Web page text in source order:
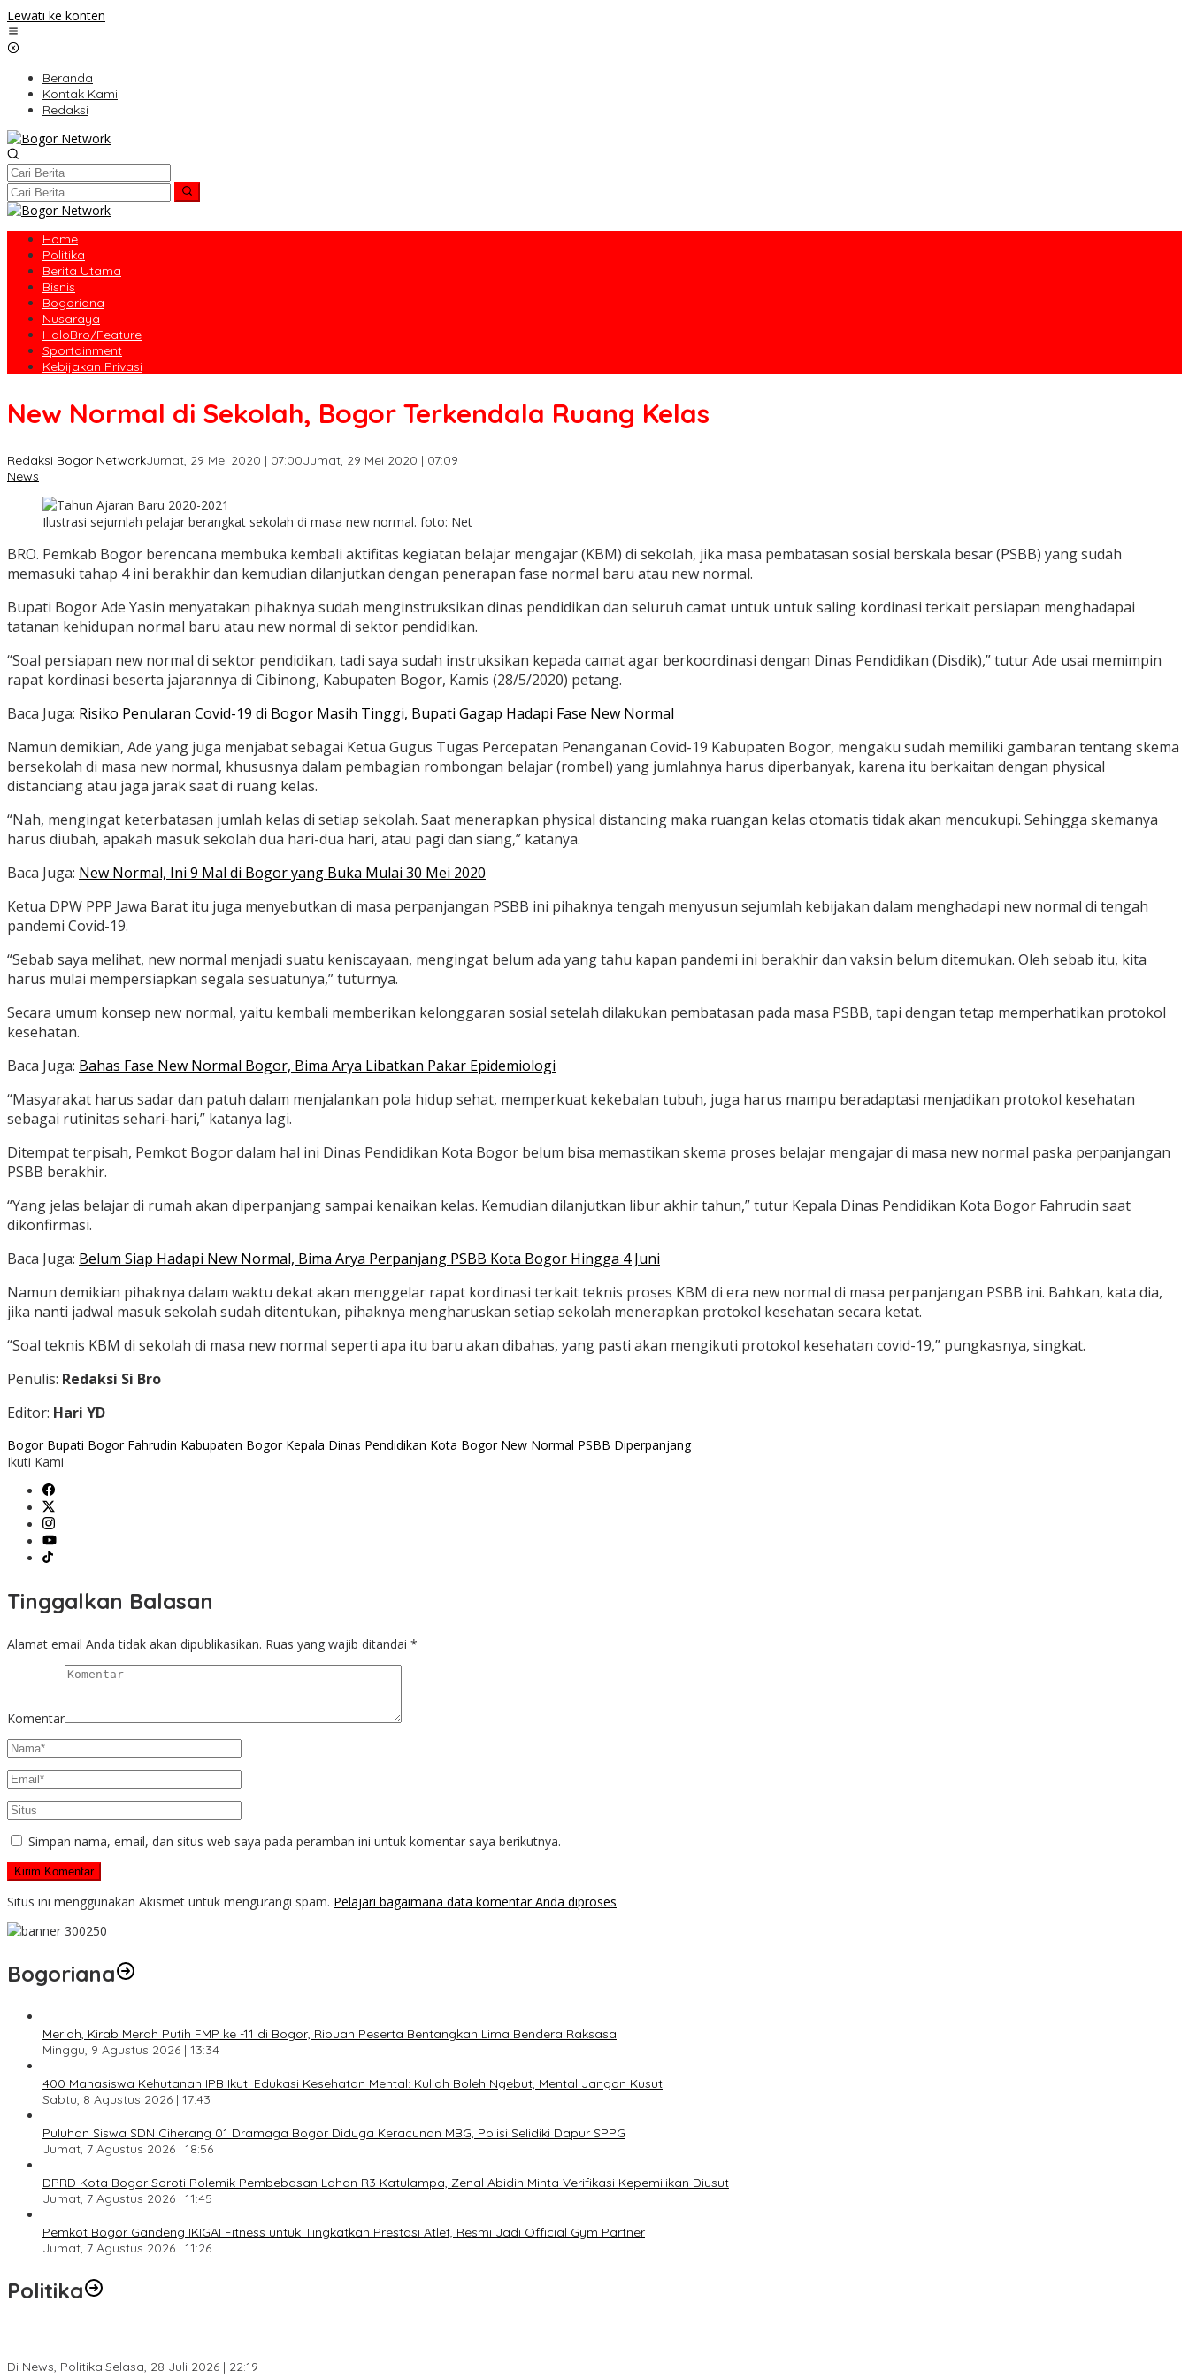
Lewati ke konten
Beranda
Kontak Kami
Redaksi
Home
Politika
Berita Utama
Bisnis
Bogoriana
Nusaraya
HaloBro/Feature
Sportainment
Kebijakan Privasi
New Normal di Sekolah, Bogor Terkendala Ruang Kelas
Redaksi Bogor NetworkJumat, 29 Mei 2020 | 07:00Jumat, 29 Mei 2020 | 07:09
News
Ilustrasi sejumlah pelajar berangkat sekolah di masa new normal. foto: Net
BRO. Pemkab Bogor berencana membuka kembali aktifitas kegiatan belajar mengajar (KBM) di sekolah, jika masa pembatasan sosial berskala besar (PSBB) yang sudah
memasuki tahap 4 ini berakhir dan kemudian dilanjutkan dengan penerapan fase normal baru atau new normal.
Bupati Bogor Ade Yasin menyatakan pihaknya sudah menginstruksikan dinas pendidikan dan seluruh camat untuk untuk saling kordinasi terkait persiapan menghadapai
tatanan kehidupan normal baru atau new normal di sektor pendidikan.
“Soal persiapan new normal di sektor pendidikan, tadi saya sudah instruksikan kepada camat agar berkoordinasi dengan Dinas Pendidikan (Disdik),” tutur Ade usai memimpin
rapat kordinasi beserta jajarannya di Cibinong, Kabupaten Bogor, Kamis (28/5/2020) petang.
Baca Juga: Risiko Penularan Covid-19 di Bogor Masih Tinggi, Bupati Gagap Hadapi Fase New Normal
Namun demikian, Ade yang juga menjabat sebagai Ketua Gugus Tugas Percepatan Penanganan Covid-19 Kabupaten Bogor, mengaku sudah memiliki gambaran tentang skema
bersekolah di masa new normal, khususnya dalam pembagian rombongan belajar (rombel) yang jumlahnya harus diperbanyak, karena itu berkaitan dengan physical
distanciang atau jaga jarak saat di ruang kelas.
“Nah, mengingat keterbatasan jumlah kelas di setiap sekolah. Saat menerapkan physical distancing maka ruangan kelas otomatis tidak akan mencukupi. Sehingga skemanya
harus diubah, apakah masuk sekolah dua hari-dua hari, atau pagi dan siang,” katanya.
Baca Juga: New Normal, Ini 9 Mal di Bogor yang Buka Mulai 30 Mei 2020
Ketua DPW PPP Jawa Barat itu juga menyebutkan di masa perpanjangan PSBB ini pihaknya tengah menyusun sejumlah kebijakan dalam menghadapi new normal di tengah
pandemi Covid-19.
“Sebab saya melihat, new normal menjadi suatu keniscayaan, mengingat belum ada yang tahu kapan pandemi ini berakhir dan vaksin belum ditemukan. Oleh sebab itu, kita
harus mulai mempersiapkan segala sesuatunya,” tuturnya.
Secara umum konsep new normal, yaitu kembali memberikan kelonggaran sosial setelah dilakukan pembatasan pada masa PSBB, tapi dengan tetap memperhatikan protokol
kesehatan.
Baca Juga: Bahas Fase New Normal Bogor, Bima Arya Libatkan Pakar Epidemiologi
“Masyarakat harus sadar dan patuh dalam menjalankan pola hidup sehat, memperkuat kekebalan tubuh, juga harus mampu beradaptasi menjadikan protokol kesehatan
sebagai rutinitas sehari-hari,” katanya lagi.
Ditempat terpisah, Pemkot Bogor dalam hal ini Dinas Pendidikan Kota Bogor belum bisa memastikan skema proses belajar mengajar di masa new normal paska perpanjangan
PSBB berakhir.
“Yang jelas belajar di rumah akan diperpanjang sampai kenaikan kelas. Kemudian dilanjutkan libur akhir tahun,” tutur Kepala Dinas Pendidikan Kota Bogor Fahrudin saat
dikonfirmasi.
Baca Juga: Belum Siap Hadapi New Normal, Bima Arya Perpanjang PSBB Kota Bogor Hingga 4 Juni
Namun demikian pihaknya dalam waktu dekat akan menggelar rapat kordinasi terkait teknis proses KBM di era new normal di masa perpanjangan PSBB ini. Bahkan, kata dia,
jika nanti jadwal masuk sekolah sudah ditentukan, pihaknya mengharuskan setiap sekolah menerapkan protokol kesehatan secara ketat.
“Soal teknis KBM di sekolah di masa new normal seperti apa itu baru akan dibahas, yang pasti akan mengikuti protokol kesehatan covid-19,” pungkasnya, singkat.
Penulis: Redaksi Si Bro
Editor: Hari YD
Bogor Bupati Bogor Fahrudin Kabupaten Bogor Kepala Dinas Pendidikan Kota Bogor New Normal PSBB Diperpanjang
Ikuti Kami
Tinggalkan Balasan
Alamat email Anda tidak akan dipublikasikan. Ruas yang wajib ditandai *
Komentar
Simpan nama, email, dan situs web saya pada peramban ini untuk komentar saya berikutnya.
Situs ini menggunakan Akismet untuk mengurangi spam. Pelajari bagaimana data komentar Anda diproses
Bogoriana
Meriah, Kirab Merah Putih FMP ke -11 di Bogor, Ribuan Peserta Bentangkan Lima Bendera Raksasa
Minggu, 9 Agustus 2026 | 13:34
400 Mahasiswa Kehutanan IPB Ikuti Edukasi Kesehatan Mental: Kuliah Boleh Ngebut, Mental Jangan Kusut
Sabtu, 8 Agustus 2026 | 17:43
Puluhan Siswa SDN Ciherang 01 Dramaga Bogor Diduga Keracunan MBG, Polisi Selidiki Dapur SPPG
Jumat, 7 Agustus 2026 | 18:56
DPRD Kota Bogor Soroti Polemik Pembebasan Lahan R3 Katulampa, Zenal Abidin Minta Verifikasi Kepemilikan Diusut
Jumat, 7 Agustus 2026 | 11:45
Pemkot Bogor Gandeng IKIGAI Fitness untuk Tingkatkan Prestasi Atlet, Resmi Jadi Official Gym Partner
Jumat, 7 Agustus 2026 | 11:26
Politika
Di News, Politika|Selasa, 28 Juli 2026 | 22:19